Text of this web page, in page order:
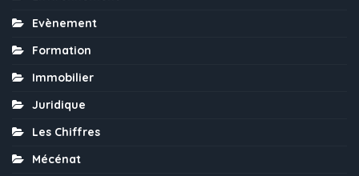
Evènement
Formation
Immobilier
Juridique
Les Chiffres
Mécénat